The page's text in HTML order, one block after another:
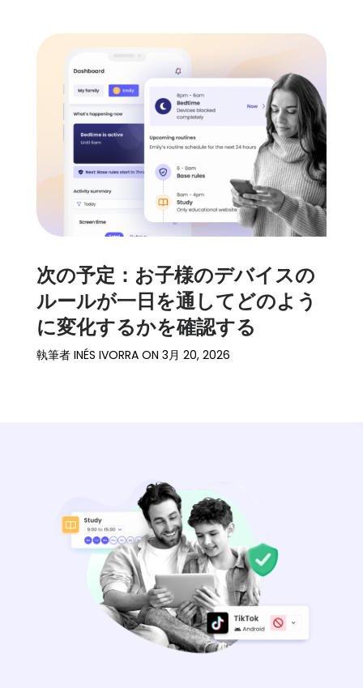
次の予定：お子様のデバイスの
ルールが一日を通してどのよう
に変化するかを確認する
執筆者 INÉS IVORRAON 3月 20, 2026